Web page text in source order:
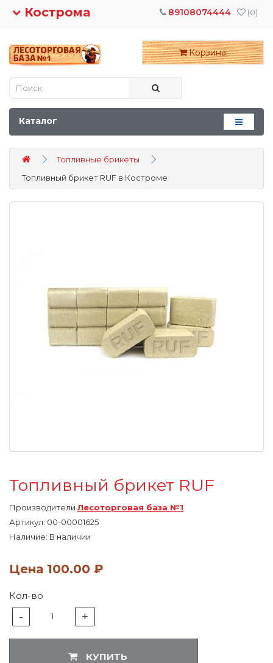
Кострома (0)
89108074444
Корзина
Каталог
Топливные брикеты
Топливный брикет RUF в Костроме
Топливный брикет RUF
Производители Лесоторговая база №1
Артикул: 00-00001625
Наличие: В наличии
Цена 100.00 ₽
Кол-во
- 1 +
КУПИТЬ